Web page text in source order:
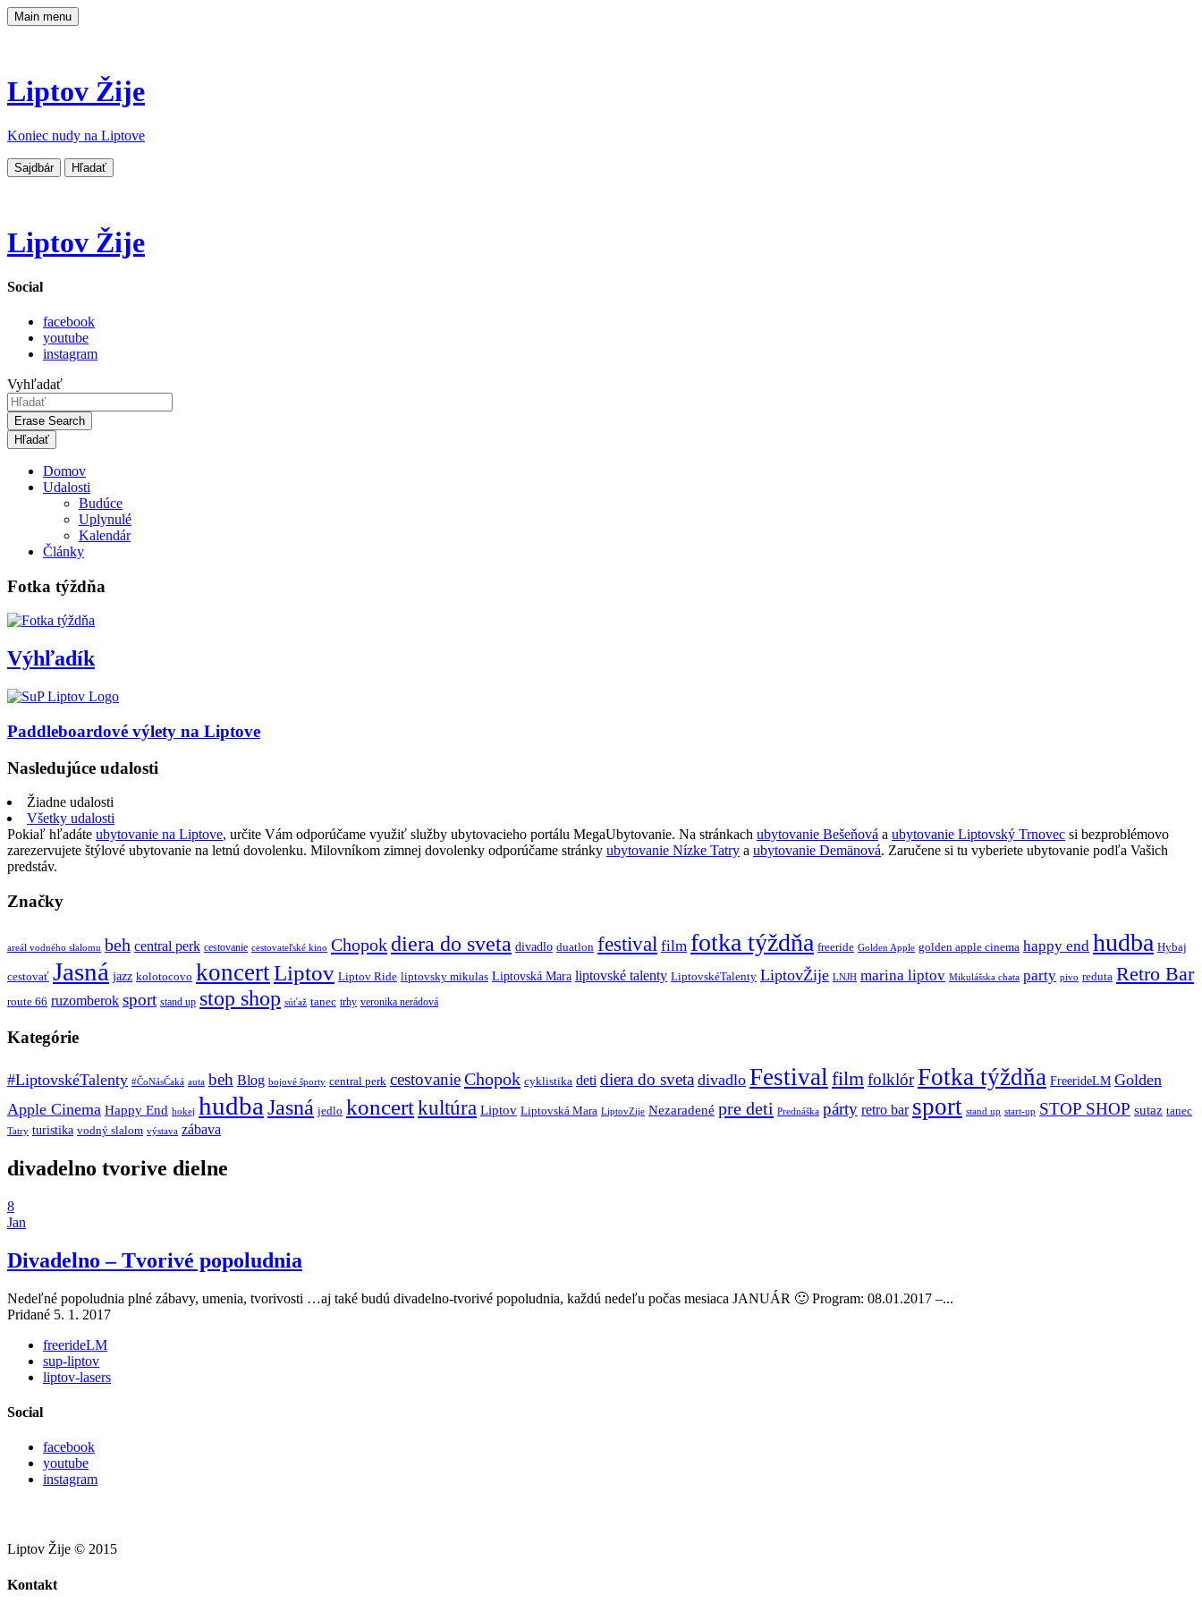
Main menu
Liptov Žije
Koniec nudy na Liptove
Sajdbár Hľadať
Liptov Žije
Social
facebook
youtube
instagram
Vyhľadať
Erase Search
Domov
Udalosti
Budúce
Uplynulé
Kalendár
Články
Fotka týždňa
Výhľadík
Paddleboardové výlety na Liptove
Nasledujúce udalosti
Žiadne udalosti
Všetky udalosti
Pokiaľ hľadáte ubytovanie na Liptove, určite Vám odporúčame využiť služby ubytovacieho portálu MegaUbytovanie. Na stránkach ubytovanie Bešeňová a ubytovanie Liptovský Trnovec si bezproblémovo
zarezervujete štýlové ubytovanie na letnú dovolenku. Milovníkom zimnej dovolenky odporúčame stránky ubytovanie Nízke Tatry a ubytovanie Demänová. Zaručene si tu vyberiete ubytovanie podľa Vašich
predstáv.
Značky
areál vodného slalomu beh central perk cestovanie cestovateľské kino Chopokdiera do sveta divadlo duatlon festival film fotka týždňa freeride Golden Apple golden apple cinema happy end hudba Hybaj
cestovať Jasná jazz kolotocovo koncertLiptov Liptov Ride liptovsky mikulas Liptovská Mara liptovské talenty LiptovskéTalenty LiptovŽije LNJH marina liptov Mikulášska chata party pivo reduta Retro Bar
route 66 ruzomberok sport stand up stop shop súťaž tanec trhy veronika nerádová
Kategórie
#LiptovskéTalenty #ČoNásČaká auta beh Blog bojové športy central perk cestovanieChopok cyklistika deti diera do sveta divadlo Festival filmfolklórFotka týždňa FreerideLM Golden
Apple Cinema Happy End hokej hudba Jasná jedlo koncertkultúra Liptov Liptovská Mara LiptovZije Nezaradené pre deti Prednáška párty retro bar sport stand up start-up STOP SHOP sutaz tanec
Tatry turistika vodný slalom výstava zábava
divadelno tvorive dielne
8
Jan
Divadelno – Tvorivé popoludnia
Nedeľné popoludnia plné zábavy, umenia, tvorivosti …aj také budú divadelno-tvorivé popoludnia, každú nedeľu počas mesiaca JANUÁR 🙂 Program: 08.01.2017 –...
Pridané 5. 1. 2017
freerideLM
sup-liptov
liptov-lasers
Social
facebook
youtube
instagram
Liptov Žije © 2015
Kontakt